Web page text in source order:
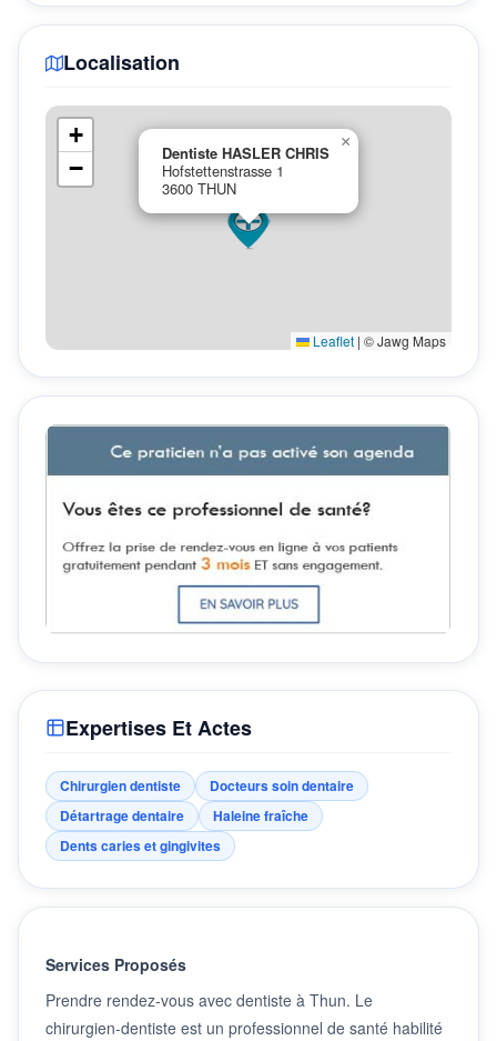
Expertises Et Actes
Chirurgien dentiste
Docteurs soin dentaire
Détartrage dentaire
Haleine fraîche
Dents caries et gingivites
Services Proposés
Prendre rendez-vous avec dentiste à Thun. Le
chirurgien-dentiste est un professionnel de santé habilité
Localisation
Dentiste HASLER CHRIS
Hofstettenstrasse 1
3600 THUN
×
+
−
Leaflet | © Jawg Maps